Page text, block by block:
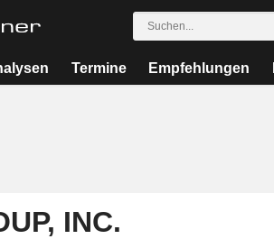
Termine Empfehlungen
INC.